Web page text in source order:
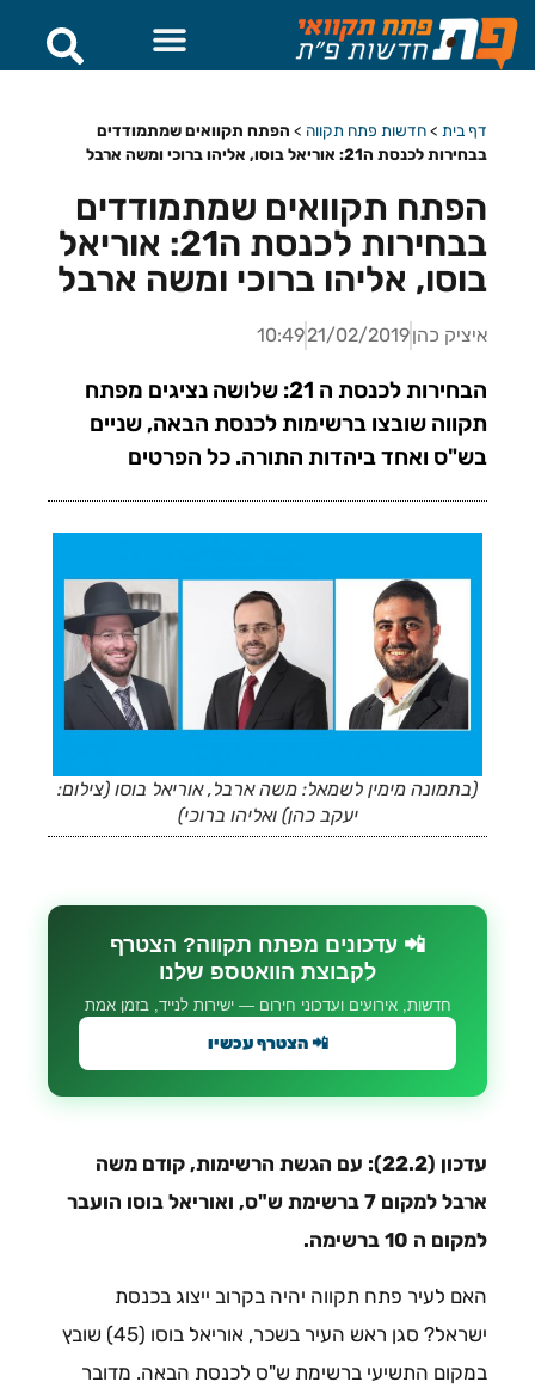
דף בית >חדשות פתח תקווה > הפתח תקוואים שמתמודדים
בבחירות לכנסת ה21: אוריאל בוסו, אליהו ברוכי ומשה ארבל
הפתח תקוואים שמתמודדים
בבחירות לכנסת ה21: אוריאל
בוסו, אליהו ברוכי ומשה ארבל
איציק כהן21/02/2019
10:49
הבחירות לכנסת ה 21: שלושה נציגים מפתח
תקווה שובצו ברשימות לכנסת הבאה, שניים
בש"ס ואחד ביהדות התורה. כל הפרטים
(בתמונה מימין לשמאל: משה ארבל, אוריאל בוסו (צילום:
יעקב כהן) ואליהו ברוכי)
📲 עדכונים מפתח תקווה? הצטרף
לקבוצת הוואטספ שלנו
חדשות, אירועים ועדכוני חירום — ישירות לנייד, בזמן אמת
📲 הצטרף עכשיו
עדכון (22.2): עם הגשת הרשימות, קודם משה
ארבל למקום 7 ברשימת ש"ס, ואוריאל בוסו הועבר
למקום ה 10 ברשימה.
האם לעיר פתח תקווה יהיה בקרוב ייצוג בכנסת
ישראל? סגן ראש העיר בשכר, אוריאל בוסו (45) שובץ
במקום התשיעי ברשימת ש"ס לכנסת הבאה. מדובר